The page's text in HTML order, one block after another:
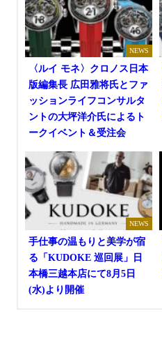
NEWS
〈ルイ モネ〉クロノス日本
版編集長 広田雅将氏とファ
ッションライフコンサルタ
ントの大坪洋介氏によるト
ークイベント＆受注会
NEWS
手仕事の温もりと美学が宿
る「KUDOKE 巡回展」日
本橋三越本店にて8月5日
(水)より開催